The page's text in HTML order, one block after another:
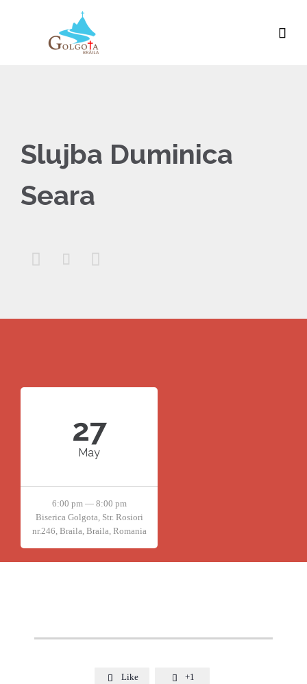

Slujba Duminica
Seara
  
27
May
6:00 pm — 8:00 pm
Biserica Golgota, Str. Rosiori
nr.246, Braila, Braila, Romania
 Like  +1